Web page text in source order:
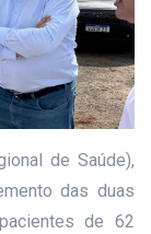
de Saúde),
das duas
de 62